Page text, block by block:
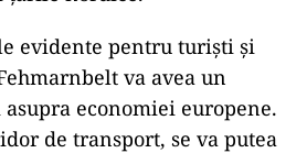
evidente pentru turiști și
va avea un
economiei europene.
de transport, se va putea